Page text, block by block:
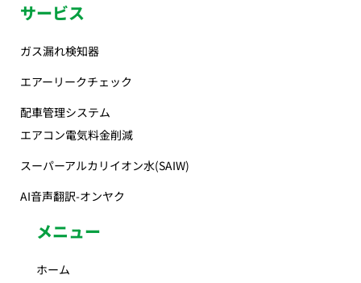
サービス
ガス漏れ検知器
エアーリークチェック
配車管理システム
エアコン電気料金削減
スーパーアルカリイオン水(SAIW)
AI音声翻訳-オンヤク
メニュー
ホーム